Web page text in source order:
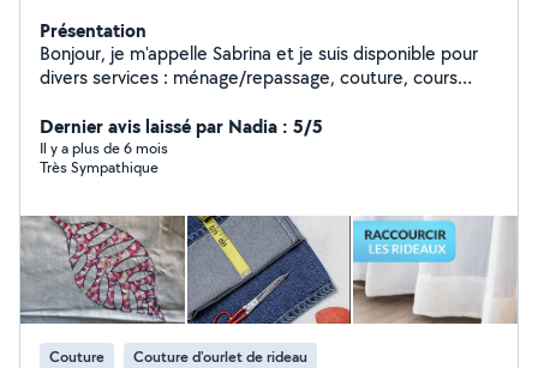
Présentation
Bonjour, je m'appelle Sabrina et je suis disponible pour
divers services : ménage/repassage, couture, cours
Je suis ponctuelle, responsable et appliquée. Mon
travail est toujours soigné et je mets un point d'honneur
à ce que tout le monde soit satisfait. N'hésitez pas à
Dernier avis laissé par Nadia : 5/5
Il y a plus de 6 mois
Très Sympathique
Couture Couture d'ourlet de rideau